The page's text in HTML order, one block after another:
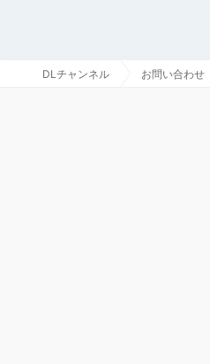
DLチャンネル お問い合わせ